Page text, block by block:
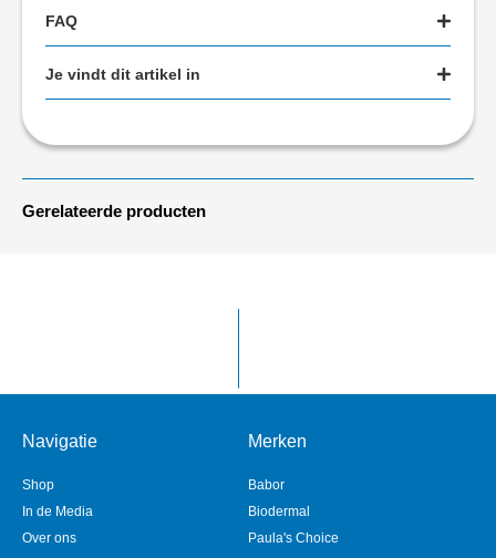
FAQ
Je vindt dit artikel in
Gerelateerde producten
Navigatie
Shop
In de Media
Over ons
Merken
Babor
Biodermal
Paula's Choice